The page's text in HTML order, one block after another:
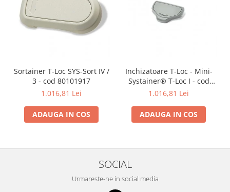
Sortainer T-Loc SYS-Sort IV /
3 - cod 80101917
1.016,81 Lei
ADAUGA IN COS
Inchizatoare T-Loc - Mini-
Systainer® T-Loc I - cod
80101390
1.016,81 Lei
ADAUGA IN COS
SOCIAL
Urmareste-ne in social media